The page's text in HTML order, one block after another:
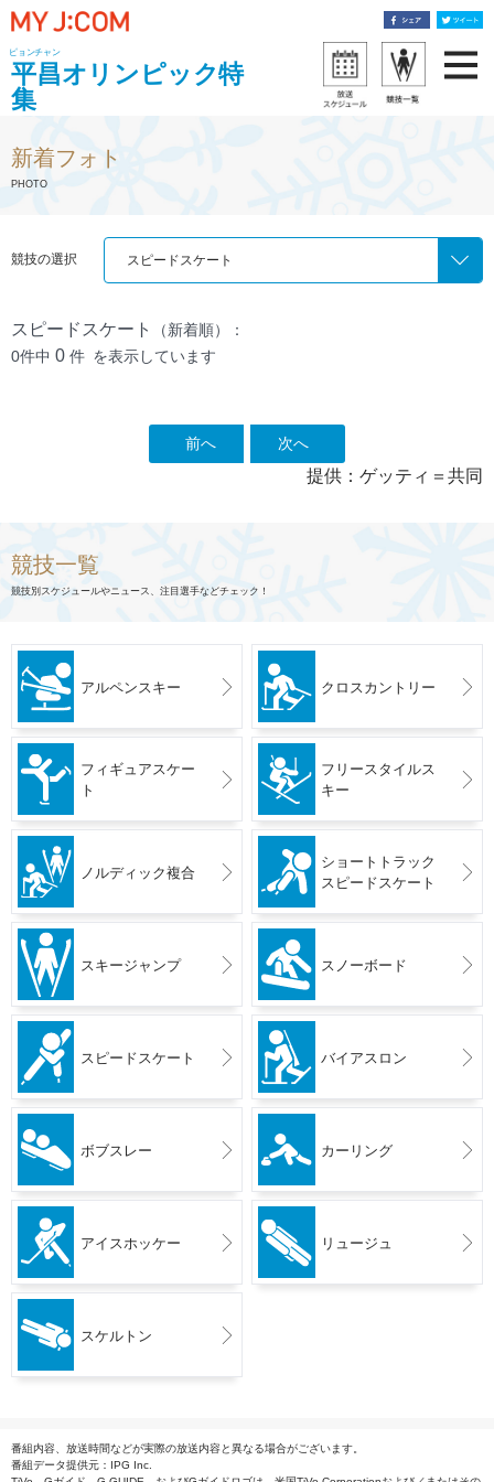
ピョンチャン
平昌オリンピック特
集
新着フォト
PHOTO
競技の選択 スピードスケート
スピードスケート
（新着順）：
0件中 0 件 を表示しています
前へ 次へ
提供：ゲッティ＝共同
競技一覧
競技別スケジュールやニュース、注目選手などチェック！
アルペンスキー クロスカントリー
フィギュアスケー
ト
フリースタイルス
キー
ノルディック複合
ショートトラック
スピードスケート
スキージャンプ スノーボード
スピードスケート バイアスロン
ボブスレー カーリング
アイスホッケー リュージュ
スケルトン
番組内容、放送時間などが実際の放送内容と異なる場合がございます。
番組データ提供元：IPG Inc.